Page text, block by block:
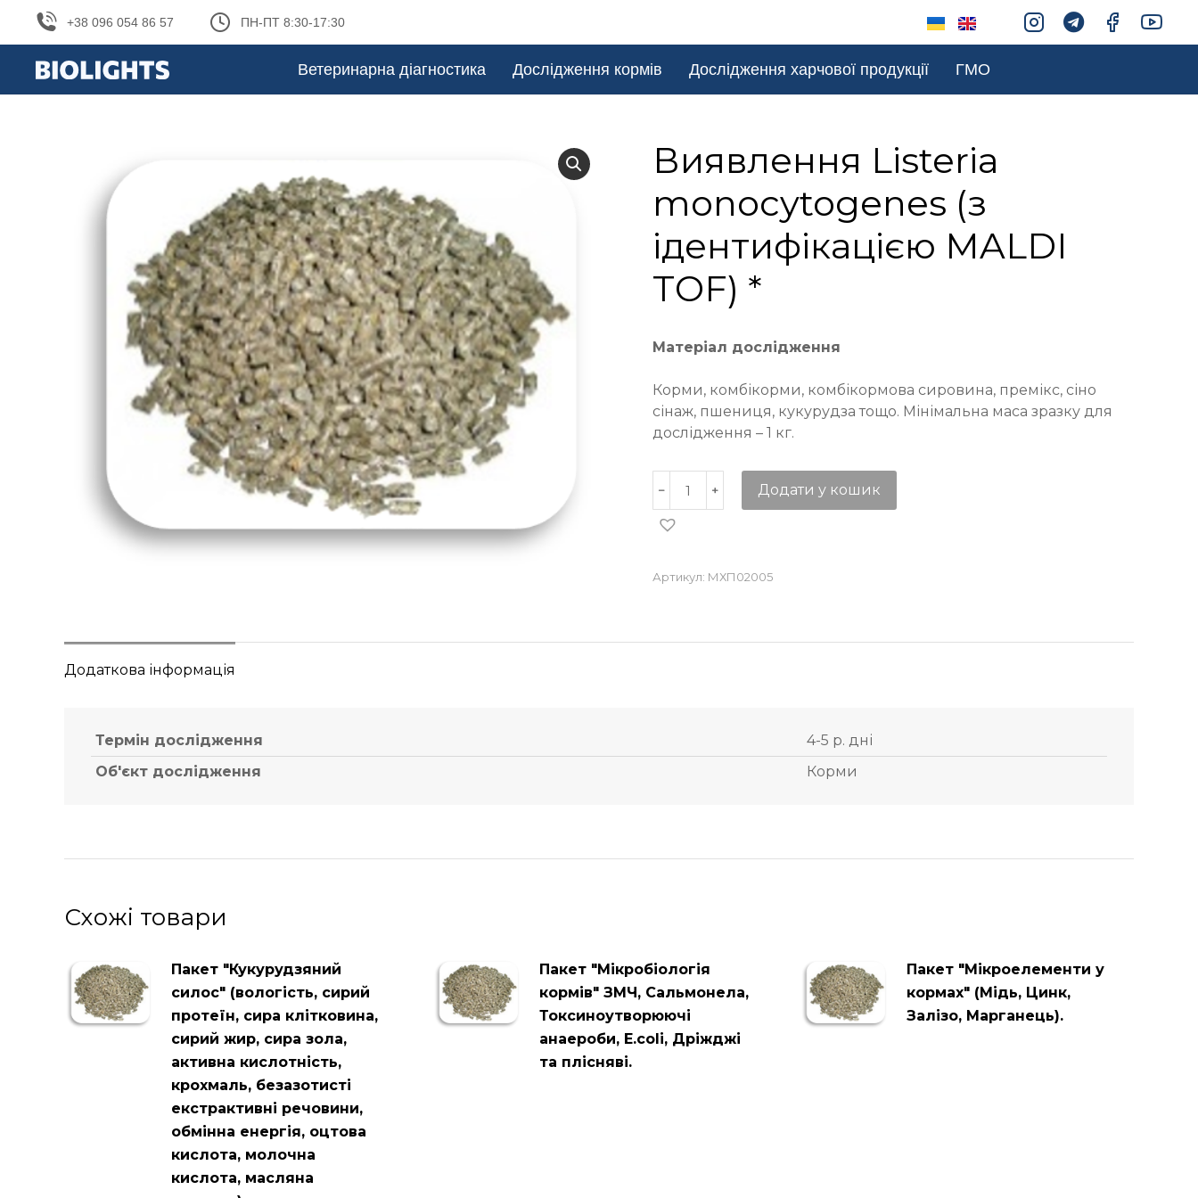
+38 096 054 86 57 ПН-ПТ 8:30-17:30
Ветеринарна діагностика Дослідження кормів Дослідження харчової продукції ГМО
Виявлення Listeria
monocytogenes (з
ідентифікацією MALDI
TOF) *
Матеріал дослідження
Корми, комбікорми, комбікормова сировина, премікс, сіно
сінаж, пшениця, кукурудза тощо. Мінімальна маса зразку для
дослідження – 1 кг.
Додати у кошик
Артикул: МХП02005
Додаткова інформація
Термін дослідження
4-5 р. дні
Об'єкт дослідження
Корми
Схожі товари
Пакет "Кукурудзяний
силос" (вологість, сирий
протеїн, сира клітковина,
сирий жир, сира зола,
активна кислотність,
крохмаль, безазотисті
екстрактивні речовини,
обмінна енергія, оцтова
кислота, молочна
кислота, масляна
Пакет "Мікробіологія
кормів" ЗМЧ, Сальмонела,
Токсиноутворюючі
анаероби, Е.colі, Дріжджі
та плісняві.
Пакет "Мікроелементи у
кормах" (Мідь, Цинк,
Залізо, Марганець).